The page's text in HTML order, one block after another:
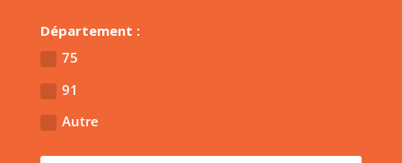
Département :
75
91
Autre